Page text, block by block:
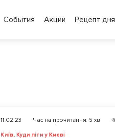
События Акции Рецепт дня
11.02.23 Час на прочитання: 5 хв
Київ, Куди піти у Києві